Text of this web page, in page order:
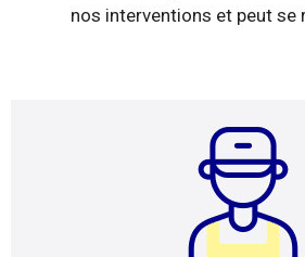
nos interventions et peut se